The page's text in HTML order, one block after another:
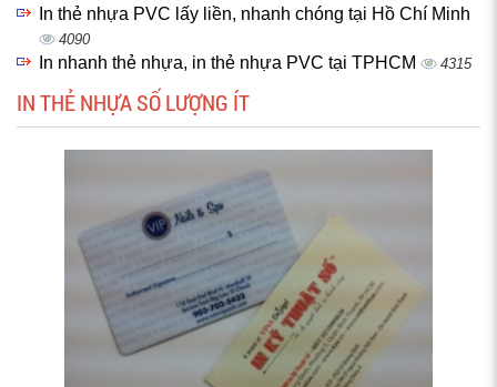
In thẻ nhựa PVC lấy liền, nhanh chóng tại Hồ Chí Minh
4090
In nhanh thẻ nhựa, in thẻ nhựa PVC tại TPHCM 4315
IN THẺ NHỰA SỐ LƯỢNG ÍT